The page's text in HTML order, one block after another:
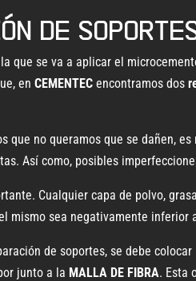
de
que se va a aplicar el
enCEMENTEC encontramos dos
no queramos que se dañen,
Así como, posibles
Cualquier capa de polvo,
mismo sea negativamente inferior
de soportes, se debe
junto a la MALLA DE FIBRA. Esta